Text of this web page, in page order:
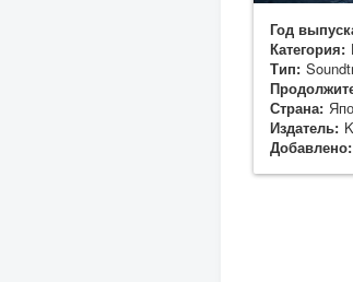
Год
Категория:
Тип:
Страна:
Издатель:
Добавлено: